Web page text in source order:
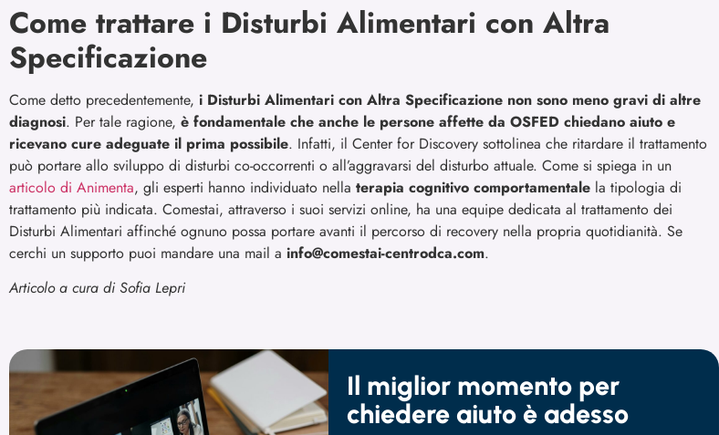
Come trattare i Disturbi Alimentari con Altra
Specificazione
Come detto precedentemente, i Disturbi Alimentari con Altra Specificazione non sono meno gravi di altre
diagnosi. Per tale ragione, è fondamentale che anche le persone affette da OSFED chiedano aiuto e
ricevano cure adeguate il prima possibile. Infatti, il Center for Discovery sottolinea che ritardare il trattamento
può portare allo sviluppo di disturbi co-occorrenti o all’aggravarsi del disturbo attuale. Come si spiega in un
articolo di Animenta, gli esperti hanno individuato nella terapia cognitivo comportamentale la tipologia di
trattamento più indicata. Comestai, attraverso i suoi servizi online, ha una equipe dedicata al trattamento dei
Disturbi Alimentari affinché ognuno possa portare avanti il percorso di recovery nella propria quotidianità. Se
cerchi un supporto puoi mandare una mail a info@comestai-centrodca.com.
Articolo a cura di Sofia Lepri
Il miglior momento per
chiedere aiuto è adesso